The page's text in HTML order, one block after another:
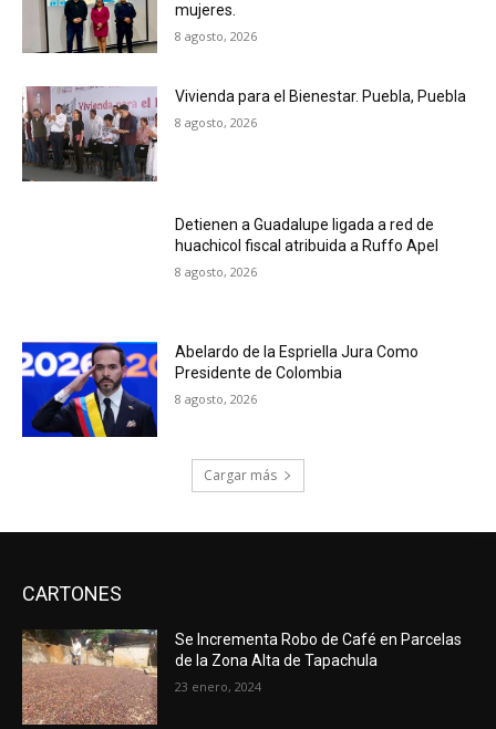
mujeres.
8 agosto, 2026
Vivienda para el Bienestar. Puebla, Puebla
8 agosto, 2026
Detienen a Guadalupe ligada a red de
huachicol fiscal atribuida a Ruffo Apel
8 agosto, 2026
Abelardo de la Espriella Jura Como
Presidente de Colombia
8 agosto, 2026
Cargar más
CARTONES
Se Incrementa Robo de Café en Parcelas
de la Zona Alta de Tapachula
23 enero, 2024